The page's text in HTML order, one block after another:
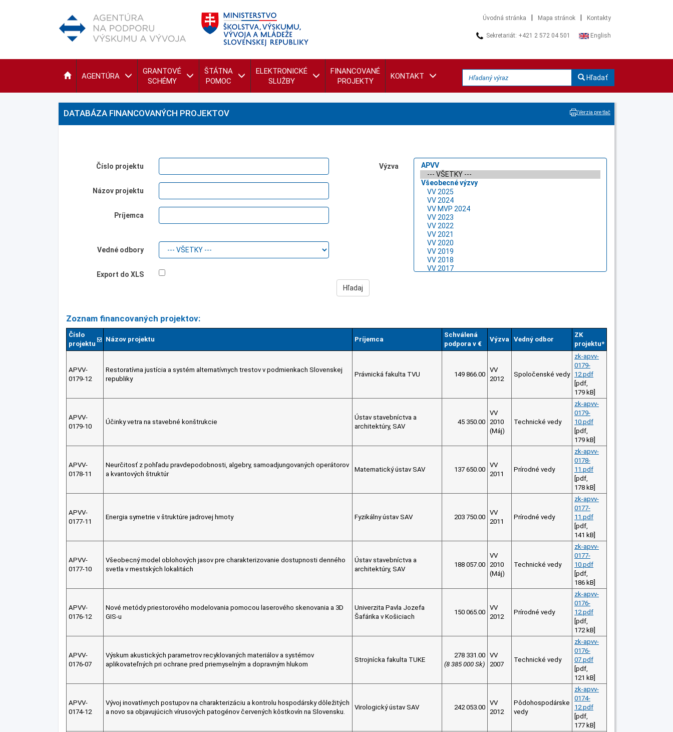
Úvodná stránka Mapa stránok Kontakty
Sekretariát: +421 2 572 04 501 English
AGENTÚRA
GRANTOVÉ
SCHÉMY
ŠTÁTNA
POMOC
ELEKTRONICKÉ
SLUŽBY
FINANCOVANÉ
PROJEKTY
KONTAKT Hľadať
DATABÁZA FINANCOVANÝCH PROJEKTOV Verzia pre tlač
Číslo projektu
Názov projektu
Príjemca
Vedné odbory
Export do XLS
Výzva
Zoznam financovaných projektov:
Číslo
projektu
Názov projektu Príjemca
Schválená
podpora v €
Výzva Vedný odbor
ZK
projektu*
APVV-
0179-12
Restoratívna justícia a systém alternatívnych trestov v podmienkach Slovenskej
republiky
Právnická fakulta TVU 149 866.00
VV
2012
Spoločenské vedy
zk-apvv-
0179-
12.pdf
[pdf,
179 kB]
APVV-
0179-10
Účinky vetra na stavebné konštrukcie
Ústav stavebníctva a
architektúry, SAV
45 350.00
VV
2010
(Máj)
Technické vedy
zk-apvv-
0179-
10.pdf
[pdf,
179 kB]
APVV-
0178-11
Neurčitosť z pohľadu pravdepodobnosti, algebry, samoadjungovaných operátorov
a kvantových štruktúr
Matematický ústav SAV 137 650.00
VV
2011
Prírodné vedy
zk-apvv-
0178-
11.pdf
[pdf,
178 kB]
APVV-
0177-11
Energia symetrie v štruktúre jadrovej hmoty Fyzikálny ústav SAV 203 750.00
VV
2011
Prírodné vedy
zk-apvv-
0177-
11.pdf
[pdf,
141 kB]
APVV-
0177-10
Všeobecný model oblohových jasov pre charakterizovanie dostupnosti denného
svetla v mestských lokalitách
Ústav stavebníctva a
architektúry, SAV
188 057.00
VV
2010
(Máj)
Technické vedy
zk-apvv-
0177-
10.pdf
[pdf,
186 kB]
APVV-
0176-12
Nové metódy priestorového modelovania pomocou laserového skenovania a 3D
GIS-u
Univerzita Pavla Jozefa
Šafárika v Košiciach
150 065.00
VV
2012
Prírodné vedy
zk-apvv-
0176-
12.pdf
[pdf,
172 kB]
APVV-
0176-07
Výskum akustických parametrov recyklovaných materiálov a systémov
aplikovateľných pri ochrane pred priemyselným a dopravným hlukom
Strojnícka fakulta TUKE
278 331.00
(8 385 000 Sk)
VV
2007
Technické vedy
zk-apvv-
0176-
07.pdf
[pdf,
121 kB]
APVV-
0174-12
Vývoj inovatívnych postupov na charakterizáciu a kontrolu hospodársky dôležitých
a novo sa objavujúcich vírusových patogénov červených kôstkovín na Slovensku.
Virologický ústav SAV 242 053.00
VV
2012
Pôdohospodárske
vedy
zk-apvv-
0174-
12.pdf
[pdf,
177 kB]